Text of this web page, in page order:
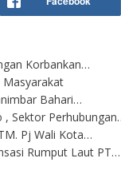
Korbankan…
Bahari…
, Sektor
Pj Wali Kota…
Rumput Laut PT…